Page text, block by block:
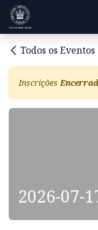
Pular para o conteúdo
Todos os Eventos
Inscrições
2026-07-